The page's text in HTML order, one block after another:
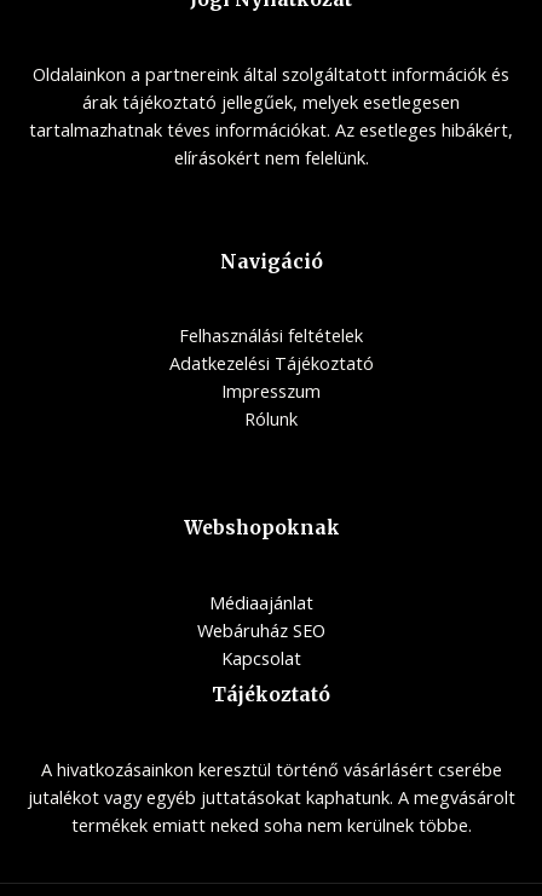
Oldalainkon a partnereink által szolgáltatott információk és
árak tájékoztató jellegűek, melyek esetlegesen
tartalmazhatnak téves információkat. Az esetleges hibákért,
elírásokért nem felelünk.
Navigáció
Felhasználási feltételek
Adatkezelési Tájékoztató
Impresszum
Rólunk
Webshopoknak
Médiaajánlat
Webáruház SEO
Kapcsolat
Tájékoztató
A hivatkozásainkon keresztül történő vásárlásért cserébe
jutalékot vagy egyéb juttatásokat kaphatunk. A megvásárolt
termékek emiatt neked soha nem kerülnek többe.